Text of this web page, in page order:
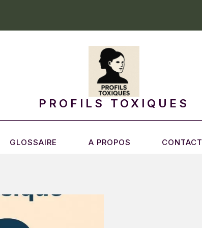
PROFILS TOXIQUES
GLOSSAIRE A PROPOS CONTACT